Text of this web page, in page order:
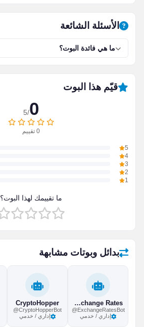
الأسئلة الشائعة
ما هي فائدة البوت؟
قيّم هذا البوت
0
/5
0 تقييم
5
4
3
2
1
ما تقييمك لهذا البوت؟
بدائل وبوتات مشابهة
Exchange Rates
@ExchangeRatesBot
إداري / خدمي
CryptoHopper
@CryptoHopperBot
إداري / خدمي